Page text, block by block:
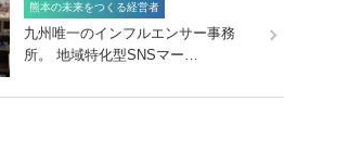
熊本の未来をつくる経営者
九州唯一のインフルエンサー事務
所。 地域特化型SNSマー…